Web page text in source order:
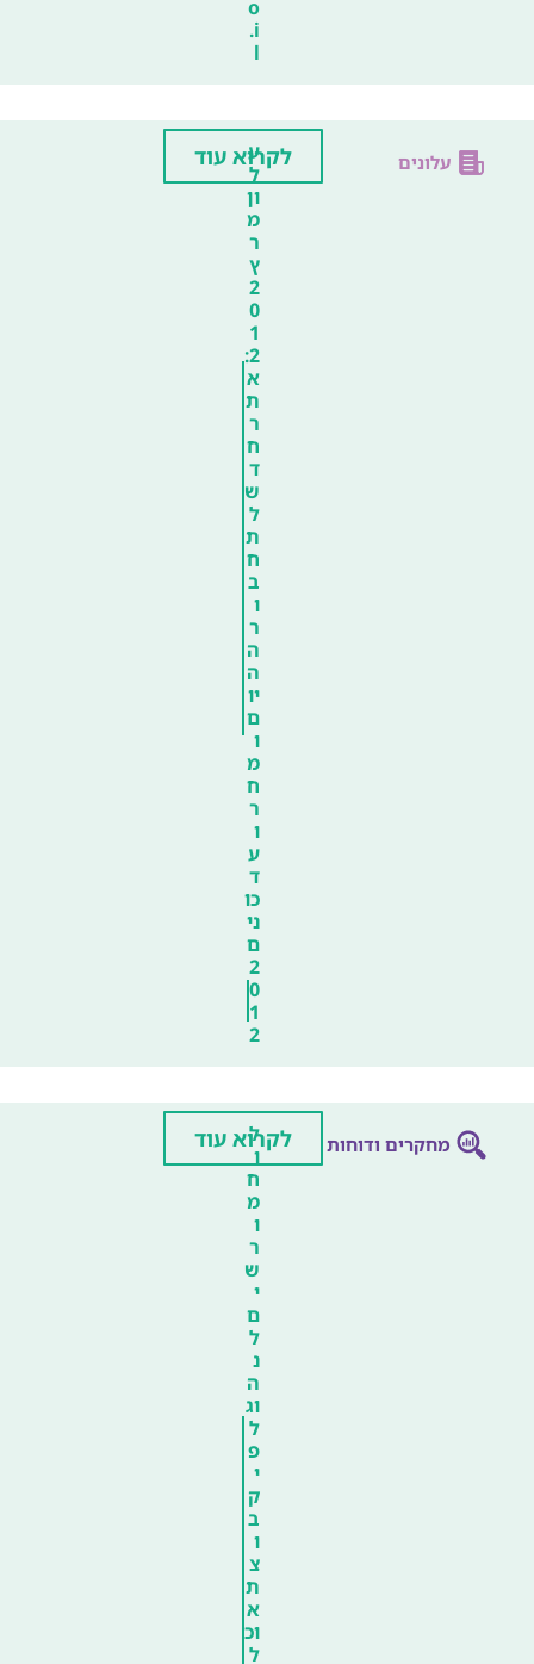
o
.i
l
עלונים
ע
ל
ון
מ
ר
ץ
2
0
1
2:
א
ת
ר
ח
ד
ש
ל
ת
ח
ב
ו
ר
ה
ה
יו
ם
ו
מ
ח
ר
ו
ע
ד
כו
ני
ם
2
0
1
2
לקרוא עוד
מחקרים ודוחות
ל
ו
ח
מ
ו
ר
ש
י
ם
ל
נ
ה
וג
ל
פ
י
ק
ב
ו
צ
ת
א
וכ
ל
לקרוא עוד